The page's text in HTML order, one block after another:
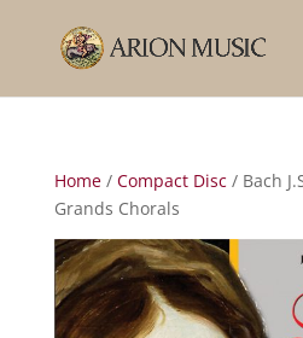
Home/ Compact Disc/ Bach
Grands Chorals